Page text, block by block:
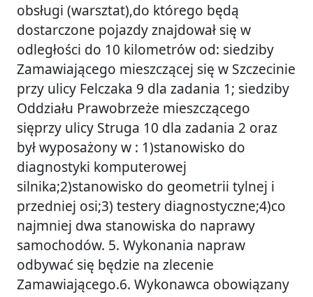
obsługi (warsztat),do którego będą
dostarczone pojazdy znajdował się w
odległości do 10 kilometrów od: siedziby
Zamawiającego mieszczącej się w Szczecinie
przy ulicy Felczaka 9 dla zadania 1; siedziby
Oddziału Prawobrzeże mieszczącego
sięprzy ulicy Struga 10 dla zadania 2 oraz
był wyposażony w : 1)stanowisko do
diagnostyki komputerowej
silnika;2)stanowisko do geometrii tylnej i
przedniej osi;3) testery diagnostyczne;4)co
najmniej dwa stanowiska do naprawy
samochodów. 5. Wykonania napraw
odbywać się będzie na zlecenie
Zamawiającego.6. Wykonawca obowiązany